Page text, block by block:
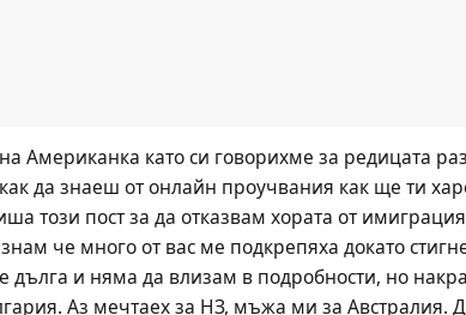
Американка като си говорихме за редицата
да знаеш от онлайн проучвания как ще ти
този пост за да отказвам хората от
че много от вас ме подкрепяха докато
дълга и няма да влизам в подробности, но
Аз мечтаех за НЗ, мъжа ми за Австралия.